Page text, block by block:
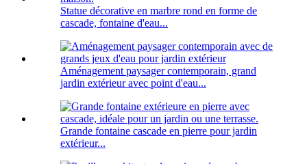
Statue décorative en marbre rond en forme de
cascade, fontaine d'eau...
Aménagement paysager contemporain, grand
jardin extérieur avec point d'eau...
Grande fontaine cascade en pierre pour jardin
extérieur...